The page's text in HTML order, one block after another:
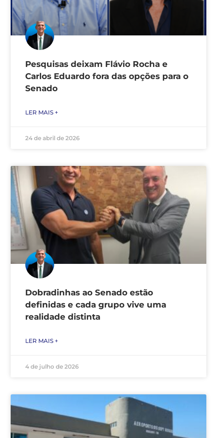
Pesquisas deixam Flávio Rocha e
Carlos Eduardo fora das opções para o
Senado
LER MAIS +
24 de abril de 2026
Dobradinhas ao Senado estão
definidas e cada grupo vive uma
realidade distinta
LER MAIS +
4 de julho de 2026